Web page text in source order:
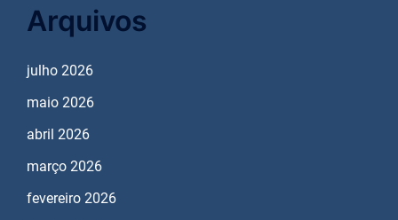
Arquivos
julho 2026
maio 2026
abril 2026
março 2026
fevereiro 2026